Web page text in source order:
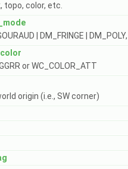
topo, color, etc.
| DM_FRINGE |
or WC_COLOR_ATT
origin (i.e., SW corner)